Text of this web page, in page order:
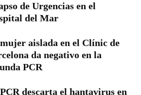
de Urgencias en el
del Mar
aislada en el Clínic de
da negativo en la
PCR
descarta el hantavirus en